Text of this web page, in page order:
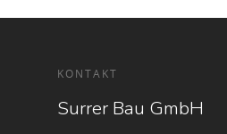
KONTAKT
Surrer Bau GmbH